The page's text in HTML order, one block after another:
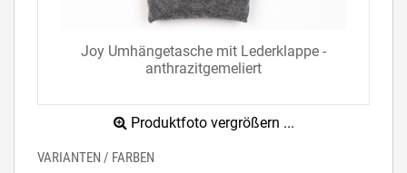
Joy Umhängetasche mit Lederklappe -
anthrazitgemeliert
Produktfoto vergrößern ...
VARIANTEN / FARBEN